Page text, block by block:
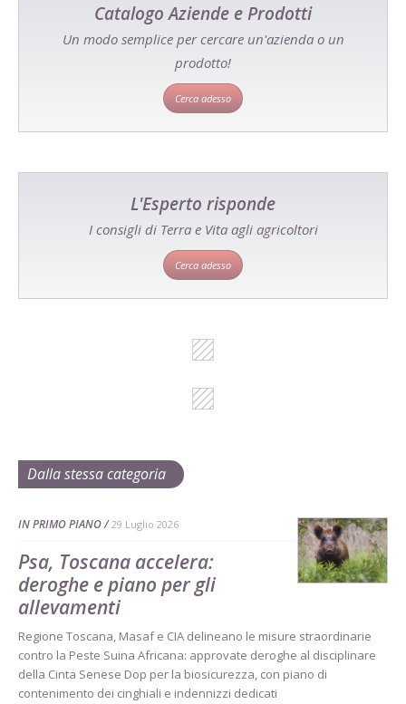
Catalogo Aziende e Prodotti
Un modo semplice per cercare un'azienda o un
prodotto!
Cerca adesso
L'Esperto risponde
I consigli di Terra e Vita agli agricoltori
Cerca adesso
Dalla stessa categoria
IN PRIMO PIANO 29 Luglio 2026
Psa, Toscana accelera:
deroghe e piano per gli
allevamenti
Regione Toscana, Masaf e CIA delineano le misure straordinarie
contro la Peste Suina Africana: approvate deroghe al disciplinare
della Cinta Senese Dop per la biosicurezza, con piano di
contenimento dei cinghiali e indennizzi dedicati